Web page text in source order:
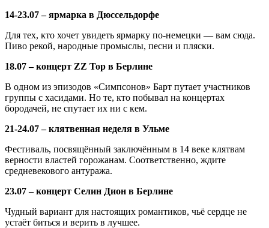
14-23.07 – ярмарка в Дюссельдорфе
Для тех, кто хочет увидеть ярмарку по-немецки — вам сюда.
Пиво рекой, народные промыслы, песни и пляски.
18.07 – концерт ZZ Top в Берлине
В одном из эпизодов «Симпсонов» Барт путает участников
группы с хасидами. Но те, кто побывал на концертах
бородачей, не спутает их ни с кем.
21-24.07 – клятвенная неделя в Ульме
Фестиваль, посвящённый заключённым в 14 веке клятвам
верности властей горожанам. Соответственно, ждите
средневекового антуража.
23.07 – концерт Селин Дион в Берлине
Чудный вариант для настоящих романтиков, чьё сердце не
устаёт биться и верить в лучшее.